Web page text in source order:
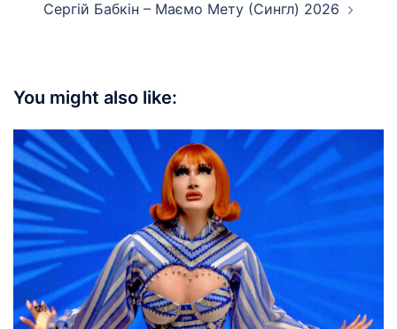
Сергій Бабкін – Маємо Мету (Сингл) 2026
You might also like: